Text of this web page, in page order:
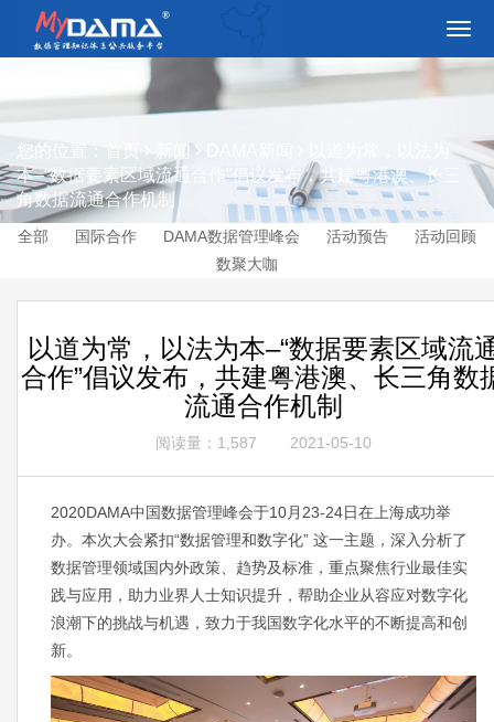
切
航
您的位置： 首页 新闻
本–“数据要素区域流通合作”倡议发布，共建粤港澳、长三
角数据流通合作机制
全部 国际合作 DAMA数据管理峰会 活动预告
活动回顾
数聚大咖
以道为常，以法为本–“数据要素区域流
合作”倡议发布，共建粤港澳、长三角数
流通合作机制
阅读量：1,587 2021-05-10
2020DAMA中国数据管理峰会于10月23-24日在上海成功举
办。本次大会紧扣“数据管理和数字化” 这一主题，深入分析了
数据管理领域国内外政策、趋势及标准，重点聚焦行业最佳实
践与应用，助力业界人士知识提升，帮助企业从容应对数字化
浪潮下的挑战与机遇，致力于我国数字化水平的不断提高和创
新。